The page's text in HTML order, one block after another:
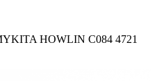
HOWLIN C084 4721